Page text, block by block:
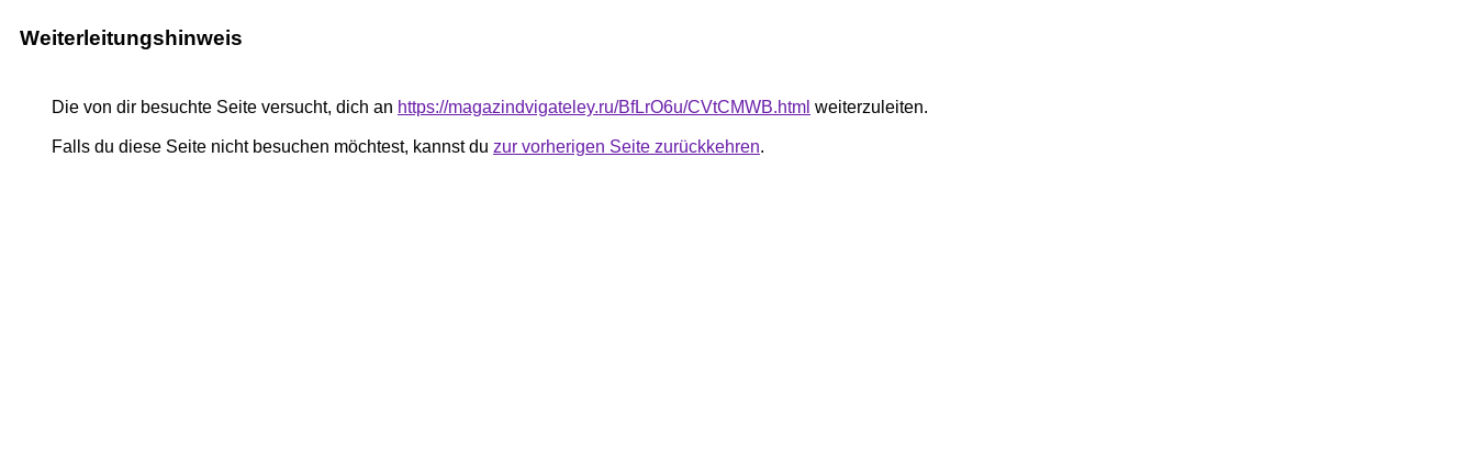
Weiterleitungshinweis
Die von dir besuchte Seite versucht, dich an https://magazindvigateley.ru/BfLrO6u/CVtCMWB.html weiterzuleiten.
Falls du diese Seite nicht besuchen möchtest, kannst du zur vorherigen Seite zurückkehren.